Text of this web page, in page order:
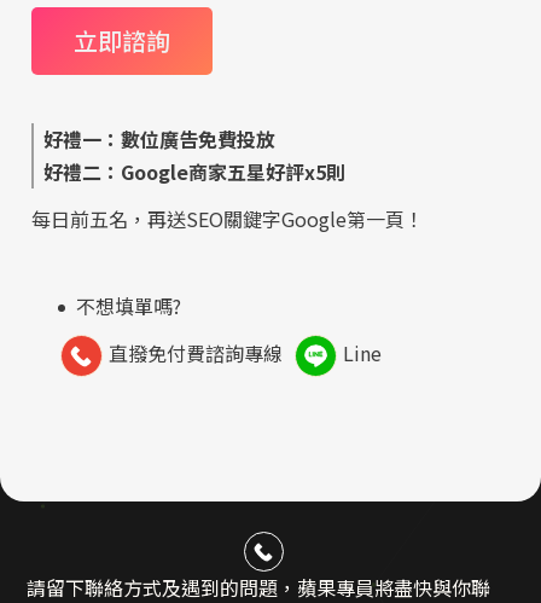
好禮一：數位廣告免費投放
好禮二：Google商家五星好評x5則
每日前五名，再送SEO關鍵字Google第一頁！
不想填單嗎?
直撥免付費諮詢專線
Line
請留下聯絡方式及遇到的問題，蘋果專員將盡快與你聯